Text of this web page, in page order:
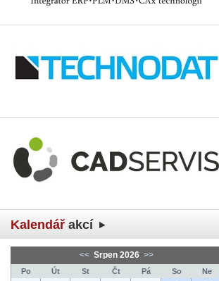
Kalendář akcí
<< Srpen 2026 >>
Po Út St Čt Pá So
Ne